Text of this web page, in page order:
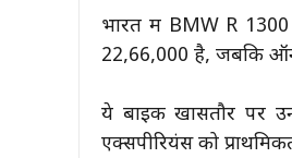
भारत में BMW R
₹22,66,000 है, जबकि
ये बाइक खासतौर पर उन
एक्सपीरियंस को